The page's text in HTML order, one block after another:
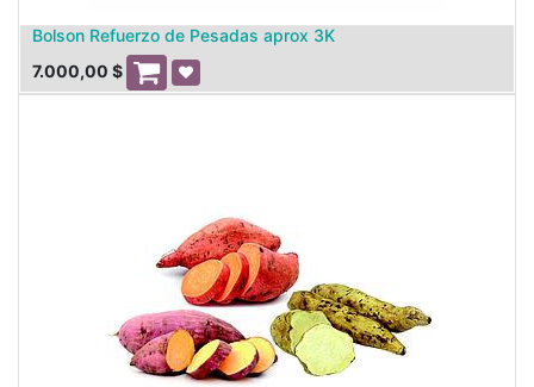
Bolson Refuerzo de Pesadas aprox 3K
7.000,00 $